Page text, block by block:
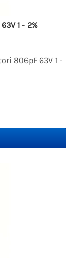
1 - 2%
806pF 63V 1 -